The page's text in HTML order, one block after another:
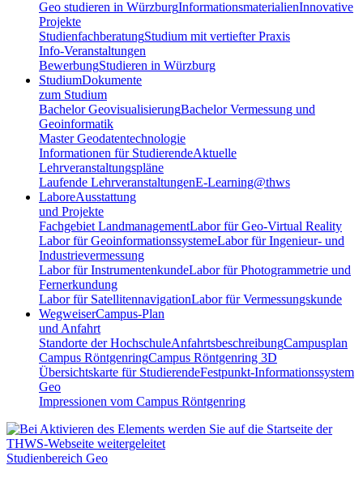
Geo studieren in WürzburgInformationsmaterialienInnovative
Projekte
StudienfachberatungStudium mit vertiefter Praxis
Info-Veranstaltungen
BewerbungStudieren in Würzburg
StudiumDokumente
zum Studium
Bachelor GeovisualisierungBachelor Vermessung und
Geoinformatik
Master Geodatentechnologie
Informationen für StudierendeAktuelle
Lehrveranstaltungspläne
Laufende LehrveranstaltungenE-Learning@thws
LaboreAusstattung
und Projekte
Fachgebiet LandmanagementLabor für Geo-Virtual Reality
Labor für GeoinformationssystemeLabor für Ingenieur- und
Industrievermessung
Labor für InstrumentenkundeLabor für Photogrammetrie und
Fernerkundung
Labor für SatellitennavigationLabor für Vermessungskunde
WegweiserCampus-Plan
und Anfahrt
Standorte der HochschuleAnfahrtsbeschreibungCampusplan
Campus RöntgenringCampus Röntgenring 3D
Übersichtskarte für StudierendeFestpunkt-Informationssystem
Geo
Impressionen vom Campus Röntgenring
Studienbereich Geo